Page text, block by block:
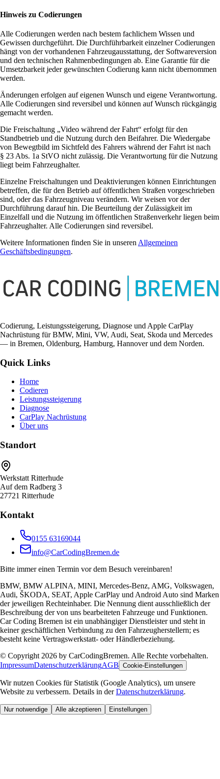
Hinweis zu Codierungen
Alle Codierungen werden nach bestem fachlichem Wissen und
Gewissen durchgeführt. Die Durchführbarkeit einzelner Codierungen
hängt von der vorhandenen Fahrzeugausstattung, der Softwareversion
und den technischen Rahmenbedingungen ab. Eine Garantie für die
Umsetzbarkeit jeder gewünschten Codierung kann nicht übernommen
werden.
Änderungen erfolgen auf eigenen Wunsch und eigene Verantwortung.
Alle Codierungen sind reversibel und können auf Wunsch rückgängig
gemacht werden.
Die Freischaltung „Video während der Fahrt“ erfolgt für den
Standbetrieb und die Nutzung durch den Beifahrer. Die Wiedergabe
von Bewegtbild im Sichtfeld des Fahrers während der Fahrt ist nach
§ 23 Abs. 1a StVO nicht zulässig. Die Verantwortung für die Nutzung
liegt beim Fahrzeughalter.
Einzelne Freischaltungen und Deaktivierungen können Einrichtungen
betreffen, die für den Betrieb auf öffentlichen Straßen vorgeschrieben
sind, oder das Fahrzeugniveau verändern. Wir weisen vor der
Durchführung darauf hin. Die Beurteilung der Zulässigkeit im
Einzelfall und die Nutzung im öffentlichen Straßenverkehr liegen beim
Fahrzeughalter. Alle Codierungen sind reversibel.
Weitere Informationen finden Sie in unseren Allgemeinen
Geschäftsbedingungen.
Codierung, Leistungssteigerung, Diagnose und Apple CarPlay
Nachrüstung für BMW, Mini, VW, Audi, Seat, Skoda und Mercedes
— in Bremen, Oldenburg, Hamburg, Hannover und dem Norden.
Quick Links
Home
Codieren
Leistungssteigerung
Diagnose
CarPlay Nachrüstung
Über uns
Standort
Werkstatt Ritterhude
Auf dem Radberg 3
27721 Ritterhude
Kontakt
0155 63169044
info@CarCodingBremen.de
Bitte immer einen Termin vor dem Besuch vereinbaren!
BMW, BMW ALPINA, MINI, Mercedes-Benz, AMG, Volkswagen,
Audi, ŠKODA, SEAT, Apple CarPlay und Android Auto sind Marken
der jeweiligen Rechteinhaber. Die Nennung dient ausschließlich der
Beschreibung der von uns bearbeiteten Fahrzeuge und Funktionen.
Car Coding Bremen ist ein unabhängiger Dienstleister und steht in
keiner geschäftlichen Verbindung zu den Fahrzeugherstellern; es
besteht keine Vertragswerkstatt- oder Händlerbeziehung.
© Copyright 2026 by CarCodingBremen. Alle Rechte vorbehalten.
ImpressumDatenschutzerklärungAGB Cookie-Einstellungen
Wir nutzen Cookies für Statistik (Google Analytics), um unsere
Website zu verbessern. Details in der Datenschutzerklärung.
Nur notwendige Alle akzeptieren Einstellungen